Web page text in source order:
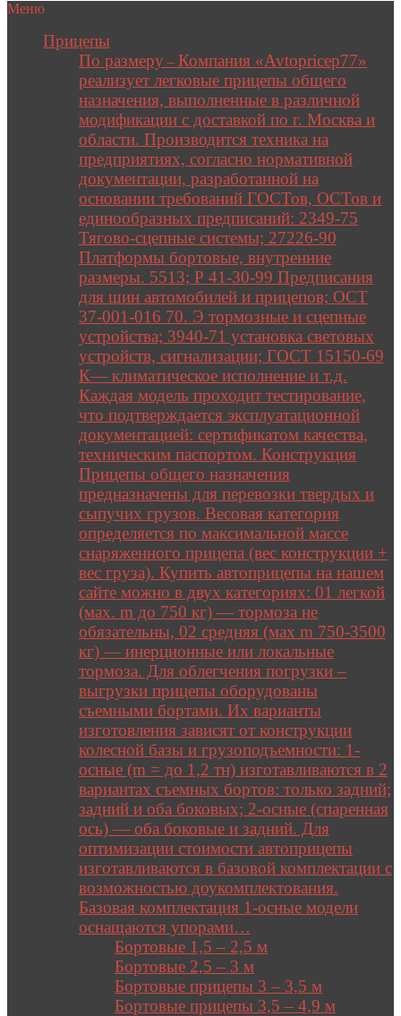
Меню
Прицепы
По размеру – Компания «Avtopricep77»
реализует легковые прицепы общего
назначения, выполненные в различной
модификации с доставкой по г. Москва и
области. Производится техника на
предприятиях, согласно нормативной
документации, разработанной на
основании требований ГОСТов, ОСТов и
единообразных предписаний: 2349-75
Тягово-сцепные системы; 27226-90
Платформы бортовые, внутренние
размеры. 5513; Р 41-30-99 Предписания
для шин автомобилей и прицепов; ОСТ
37-001-016 70. Э тормозные и сцепные
устройства; 3940-71 установка световых
устройств, сигнализации; ГОСТ 15150-69
К— климатическое исполнение и т.д.
Каждая модель проходит тестирование,
что подтверждается эксплуатационной
документацией: сертификатом качества,
техническим паспортом. Конструкция
Прицепы общего назначения
предназначены для перевозки твердых и
сыпучих грузов. Весовая категория
определяется по максимальной массе
снаряженного прицепа (вес конструкции +
вес груза). Купить автоприцепы на нашем
сайте можно в двух категориях: 01 легкой
(мах. m до 750 кг) — тормоза не
обязательны, 02 средняя (мах m 750-3500
кг) — инерционные или локальные
тормоза. Для облегчения погрузки –
выгрузки прицепы оборудованы
съемными бортами. Их варианты
изготовления зависят от конструкции
колесной базы и грузоподъемности: 1-
осные (m = до 1,2 тн) изготавливаются в 2
вариантах съемных бортов: только задний;
задний и оба боковых; 2-осные (спаренная
ось) — оба боковые и задний. Для
оптимизации стоимости автоприцепы
изготавливаются в базовой комплектации с
возможностью доукомплектования.
Базовая комплектация 1-осные модели
оснащаются упорами…
Бортовые 1,5 – 2,5 м
Бортовые 2,5 – 3 м
Бортовые прицепы 3 – 3,5 м
Бортовые прицепы 3,5 – 4,9 м